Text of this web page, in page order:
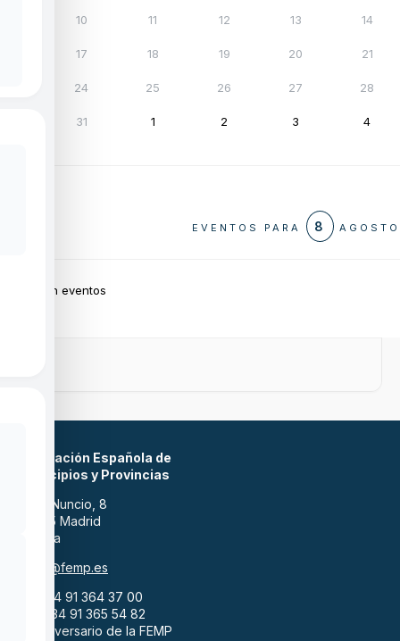
10 11 12 13 14
17 18 19 20 21
24 25 26 27 28
31 1 2 3 4
EVENTOS PARA 8 AGOSTO
Sin eventos
Federación Española de
Municipios y Provincias
Calle Nuncio, 8
28005 Madrid
España
femp@femp.es
tel. +34 91 364 37 00
fax. +34 91 365 54 82
45 Aniversario de la FEMP